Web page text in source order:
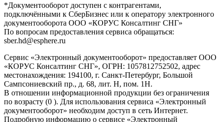
*Документооборот доступен с контрагентами,
подключёнными к СберБизнес или к оператору электронного
документооборота ООО «КОРУС Консалтинг СНГ»
По вопросам предоставления сервиса обращаться:
sber.hd@esphere.ru
Сервис «Электронный документооборот» предоставляет ООО
«КОРУС Консалтинг СНГ», ОГРН: 1057812752502, адрес
местонахождения: 194100, г. Санкт-Петербург, Большой
Сампсониевский пр., д. 68, лит. Н, пом. 1Н.
В отношении информационной продукции без ограничения
по возрасту (0 ). Для использования сервиса «Электронный
документооборот» необходим доступ в сеть Интернет.
Подробную информацию о сервисе «Электронный